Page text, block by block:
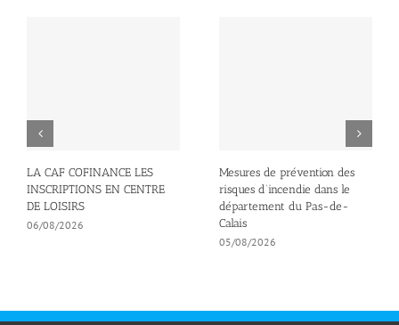
LA CAF COFINANCE LES
INSCRIPTIONS EN CENTRE
DE LOISIRS
06/08/2026
Mesures de prévention des
risques d’incendie dans le
département du Pas-de-
Calais
05/08/2026